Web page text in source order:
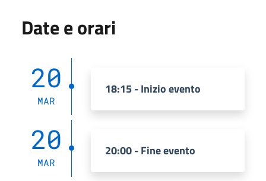
Date e orari
20
MAR
18:15 - Inizio evento
20
MAR
20:00 - Fine evento